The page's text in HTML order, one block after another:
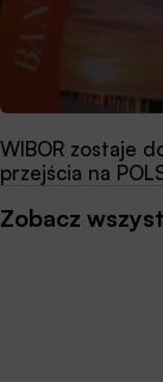
WIBOR zostaje
przejścia na
Zobacz